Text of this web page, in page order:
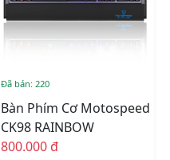
Đã bán: 220
Bàn Phím Cơ Motospeed
CK98 RAINBOW
800.000 đ